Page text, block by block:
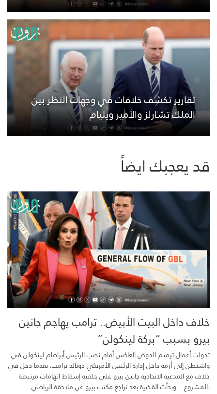
تقارير تكشف خلافات في وجهات النظر بين
الملك تشارلز والأمير ويليام
قد يعجبك ايضاً
خلاف داخل البيت الأبيض.. ترامب يهاجم جانين
بيرو بسبب “بركة لينكولن”
تحولت أعمال ترميم الحوض العاكس أمام نصب الرئيس أبراهام لينكولن في
واشنطن إلى أزمة داخل إدارة الرئيس الأمريكي دونالد ترامب، بعدما دخل في
خلاف مع المدعية الاتحادية جانين بيرو على خلفية إسقاط اتهامات مرتبطة
بالمشروع. وبدأت القضية بعد تراجع مكتب بيرو عن ملاحقة الرياضي...